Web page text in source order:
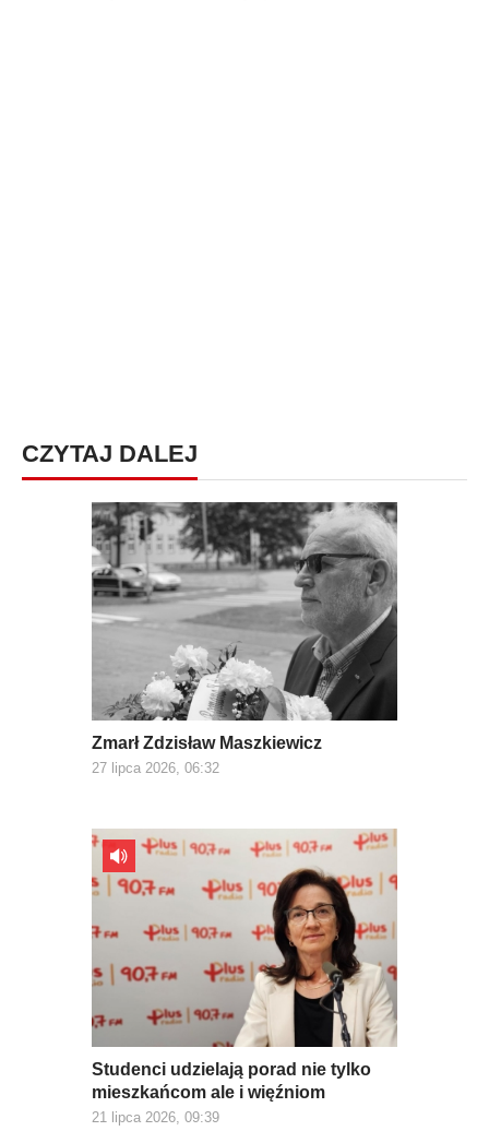
CZYTAJ DALEJ
Zmarł Zdzisław Maszkiewicz
27 lipca 2026, 06:32
Studenci udzielają porad nie tylko
mieszkańcom ale i więźniom
21 lipca 2026, 09:39